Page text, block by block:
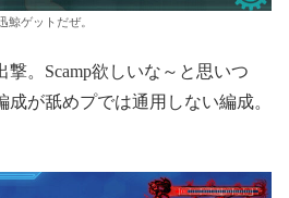
鯨ゲットだぜ。
撃。Scamp欲しいな～と思いつ
が舐めプでは通用しない編成。